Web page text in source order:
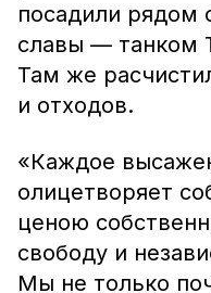
посадили рядом
славы — танком
Там же
и отходов.
«Каждое
олицетворяет
ценою
свободу и
Мы не только